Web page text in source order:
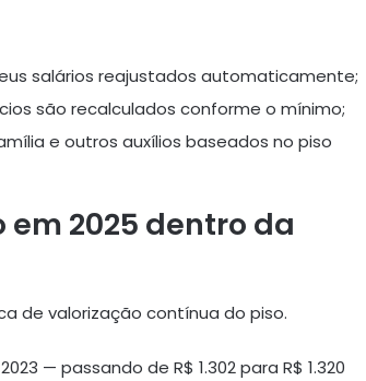
salários reajustados automaticamente;
são recalculados conforme o mínimo;
e outros auxílios baseados no piso
2025 dentro da
de valorização contínua do piso.
— passando de R$ 1.302 para R$ 1.320